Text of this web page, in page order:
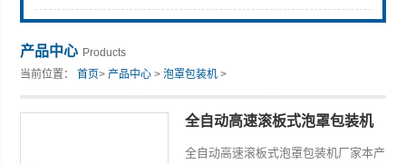
产品中心 Products
当前位置：首页>产品中心 >泡罩包装机 >
全自动高速滚板式泡罩包装机
全自动高速滚板式泡罩包装机厂家本产